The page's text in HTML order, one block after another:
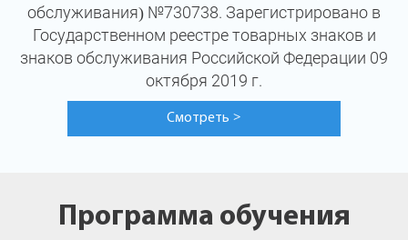
обслуживания) №730738. Зарегистрировано в
Государственном реестре товарных знаков и
знаков обслуживания Российской Федерации 09
октября 2019 г.
Смотреть >
Программа обучения